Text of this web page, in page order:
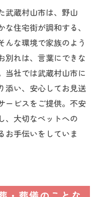
武蔵村山市は、野山
住宅街が調和する、
んな環境で家族のよう
別れは、言葉にできな
当社では武蔵村山市に
添い、安心してお見送
ービスをご提供。不安
、大切なペットへの
お手伝いをしていま